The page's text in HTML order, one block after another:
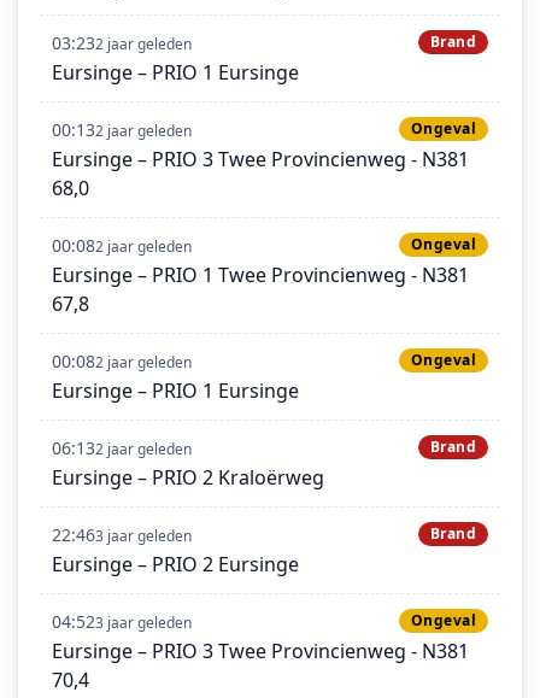
03:232 jaar geleden Brand
Eursinge – PRIO 1 Eursinge
00:132 jaar geleden Ongeval
Eursinge – PRIO 3 Twee Provincienweg - N381
68,0
00:082 jaar geleden Ongeval
Eursinge – PRIO 1 Twee Provincienweg - N381
67,8
00:082 jaar geleden Ongeval
Eursinge – PRIO 1 Eursinge
06:132 jaar geleden Brand
Eursinge – PRIO 2 Kraloërweg
22:463 jaar geleden Brand
Eursinge – PRIO 2 Eursinge
04:523 jaar geleden Ongeval
Eursinge – PRIO 3 Twee Provincienweg - N381
70,4